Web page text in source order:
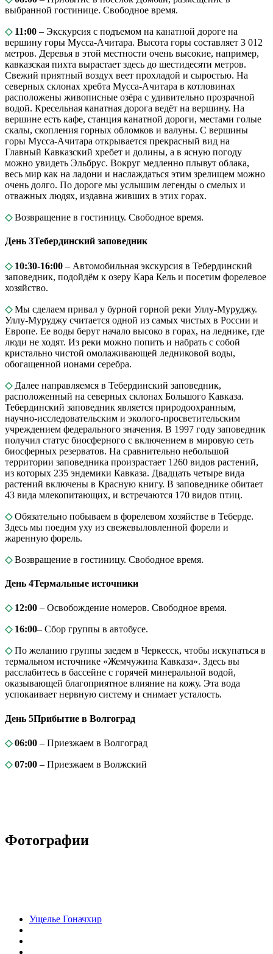
выбранной гостинице. Свободное время.
◇ 11:00 – Экскурсия с подъемом на канатной дороге на
вершину горы Мусса-Ачитара. Высота горы составляет 3 012
метров. Деревья в этой местности очень высокие, например,
кавказская пихта вырастает здесь до шестидесяти метров.
Свежий приятный воздух веет прохладой и сыростью. На
северных склонах хребта Мусса-Ачитара в котловинах
расположены живописные озёра с удивительно прозрачной
водой. Кресельная канатная дорога ведёт на вершину. На
вершине есть кафе, станция канатной дороги, местами голые
скалы, скопления горных обломков и валуны. С вершины
горы Мусса-Ачитара открывается прекрасный вид на
Главный Кавказский хребет и долины, а в ясную погоду
можно увидеть Эльбрус. Вокруг медленно плывут облака,
весь мир как на ладони и наслаждаться этим зрелищем можно
очень долго. По дороге мы услышим легенды о смелых и
отважных людях, издавна живших в этих горах.
◇ Возвращение в гостиницу. Свободное время.
День 3Тебердинский заповедник
◇ 10:30-16:00 – Автомобильная экскурсия в Тебердинский
заповедник, подойдём к озеру Кара Кель и посетим форелевое
хозяйство.
◇Мы сделаем привал у бурной горной реки Уллу-Муруджу.
Уллу-Муруджу считается одной из самых чистых в России и
Европе. Ее воды берут начало высоко в горах, на леднике, где
люди не ходят. Из реки можно попить и набрать с собой
кристально чистой омолаживающей ледниковой воды,
обогащенной ионами серебра.
◇ Далее направляемся в Тебердинский заповедник,
расположенный на северных склонах Большого Кавказа.
Тебердинский заповедник является природоохранным,
научно-исследовательским и эколого-просветительским
учреждением федерального значения. В 1997 году заповедник
получил статус биосферного с включением в мировую сеть
биосферных резерватов. На сравнительно небольшой
территории заповедника произрастает 1260 видов растений,
из которых 235 эндемики Кавказа. Двадцать четыре вида
растений включены в Красную книгу. В заповеднике обитает
43 вида млекопитающих, и встречаются 170 видов птиц.
◇Обязательно побываем в форелевом хозяйстве в Теберде.
Здесь мы поедим уху из свежевыловленной форели и
жаренную форель.
◇Возвращение в гостиницу. Свободное время.
День 4Термальные источники
◇ 12:00 – Освобождение номеров. Свободное время.
◇ 16:00– Сбор группы в автобусе.
◇По желанию группы заедем в Черкесск, чтобы искупаться в
термальном источнике «Жемчужина Кавказа». Здесь вы
расслабитесь в бассейне с горячей минеральной водой,
оказывающей благоприятное влияние на кожу. Эта вода
успокаивает нервную систему и снимает усталость.
День 5Прибытие в Волгоград
◇ 06:00 – Приезжаем в Волгоград
◇ 07:00 – Приезжаем в Волжский
Фотографии
Ущелье Гоначхир